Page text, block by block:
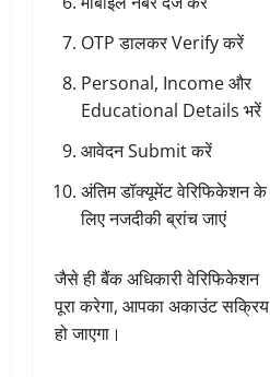
OTP डालकर Verify करें
Personal, Income और
Educational Details भरें
आवेदन Submit करें
अंतिम डॉक्यूमेंट वेरिफिकेशन के
लिए नजदीकी ब्रांच जाएं
जैसे ही बैंक अधिकारी वेरिफिकेशन
पूरा करेगा, आपका अकाउंट सक्रिय
हो जाएगा।